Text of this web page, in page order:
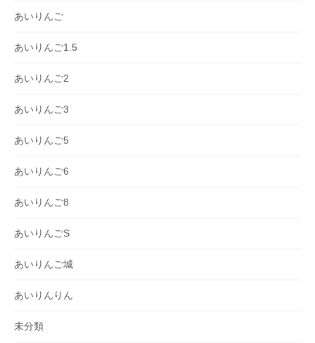
あいりんご
あいりんご1.5
あいりんご2
あいりんご3
あいりんご5
あいりんご6
あいりんご8
あいりんごS
あいりんご城
あいりんりん
未分類